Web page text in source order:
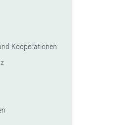
Kooperationen